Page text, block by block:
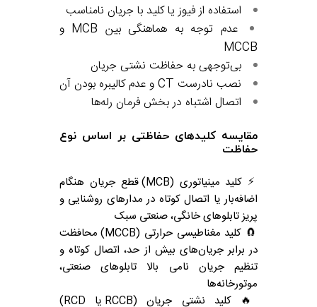
استفاده از فیوز یا کلید با جریان نامناسب
عدم توجه به هماهنگی بین MCB و
MCCB
بی‌توجهی به حفاظت نشتی جریان
نصب نادرست CT و عدم کالیبره بودن آن
اتصال اشتباه در بخش فرمان رله‌ها
مقایسه کلیدهای حفاظتی بر اساس نوع
حفاظت
⚡ کلید مینیاتوری (MCB) قطع جریان هنگام
اضافه‌بار یا اتصال کوتاه در مدارهای روشنایی و
پریز تابلوهای خانگی، صنعتی سبک
🧲 کلید مغناطیسی حرارتی (MCCB) محافظت
در برابر جریان‌های بیش از حد، اتصال کوتاه و
تنظیم جریان نامی بالا تابلوهای صنعتی،
موتورخانه‌ها
🔥 کلید نشتی جریان (RCCB یا RCD)